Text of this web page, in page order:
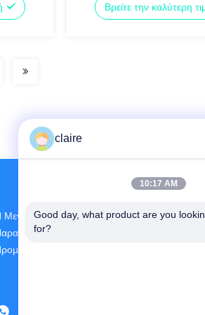
Βρείτε την καλύτερη
Μεγαλύτερη Έρευνα Και Ανάπτυξη Και
Circuit Breaker Lockout Device
Στην Κίνα
claire
10:17 AM
Good day, what product are you
for?